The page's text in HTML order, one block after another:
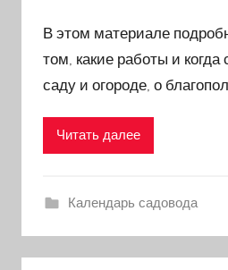
В этом материале
том, какие работы и когда
саду и огороде, о
Читать далее
Календарь садовода